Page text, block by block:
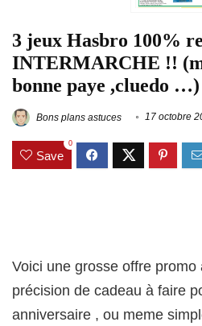
3 jeux Hasbro 100%
INTERMARCHE !!
bonne paye ,cluedo …)
Bons plans astuces 17 octobre
Save
0
Voici une grosse offre promo
précision de cadeau à faire
anniversaire , ou meme